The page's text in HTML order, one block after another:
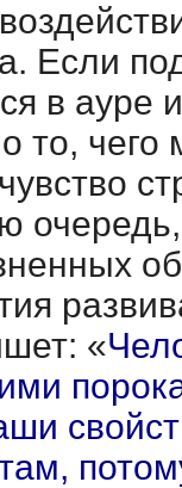
Если
в ауре
то,
«